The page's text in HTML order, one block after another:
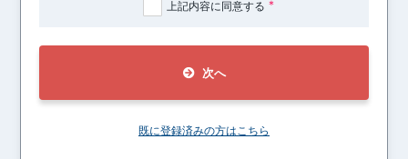
上記内容に同意する
次へ
既に登録済みの方はこちら